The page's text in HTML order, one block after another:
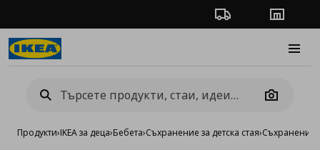
Проследяване на
Camera
Продукти›IKEA за деца›Бебета›Съхранение за детска стая›Съхранение